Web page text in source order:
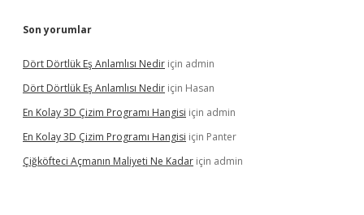
Son yorumlar
Dört Dörtlük Eş Anlamlısı Nedir için admin
Dört Dörtlük Eş Anlamlısı Nedir için Hasan
En Kolay 3D Çizim Programı Hangisi için admin
En Kolay 3D Çizim Programı Hangisi için Panter
Çiğköfteci Açmanın Maliyeti Ne Kadar için admin